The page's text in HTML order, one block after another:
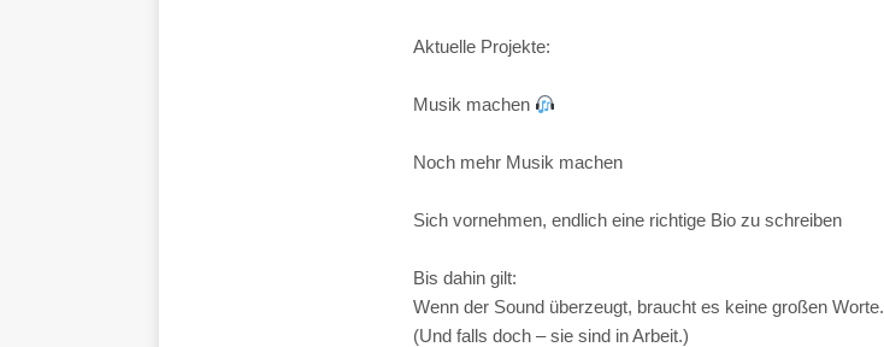
Aktuelle Projekte:
Musik machen
Noch mehr Musik machen
Sich vornehmen, endlich eine richtige Bio zu schreiben
Bis dahin gilt:
Wenn der Sound überzeugt, braucht es keine großen Worte.
(Und falls doch – sie sind in Arbeit.)